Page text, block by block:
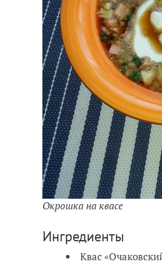
Окрошка на квасе
Ингредиенты
Квас